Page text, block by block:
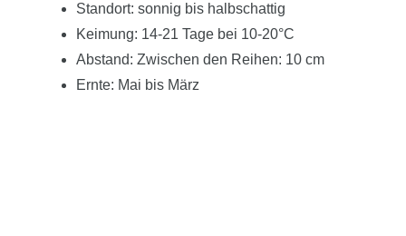
Standort: sonnig bis halbschattig
Keimung: 14-21 Tage bei 10-20°C
Abstand: Zwischen den Reihen: 10 cm
Ernte: Mai bis März